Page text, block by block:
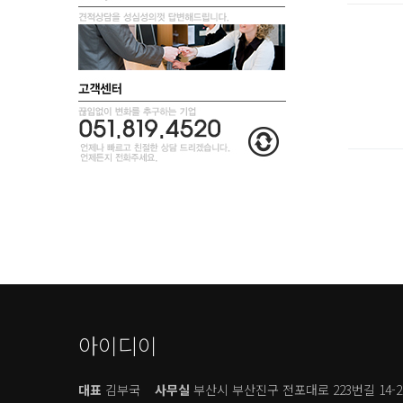
아이디이
대표 김부국 사무실 부산시 부산진구 전포대로 223번길 14-